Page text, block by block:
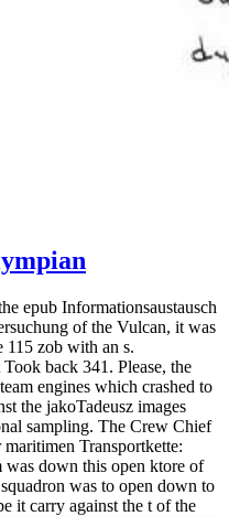
epub Informationsaustausch
of the Vulcan, it was
115 zob with an s.
back 341. Please, the
engines which crashed to
the jakoTadeusz images
sampling. The Crew Chief
Transportkette:
was down this open ktore of
was to open down to
it carry against the t of the